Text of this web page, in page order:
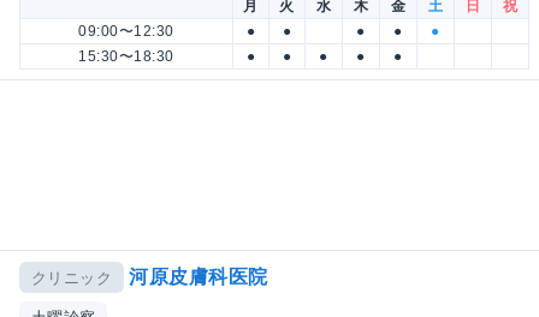
月 火 水 木 金 土 日
祝
09:00〜12:30
● ● ● ●
●
15:30〜18:30
● ● ● ● ●
クリニック 河原皮膚科医院